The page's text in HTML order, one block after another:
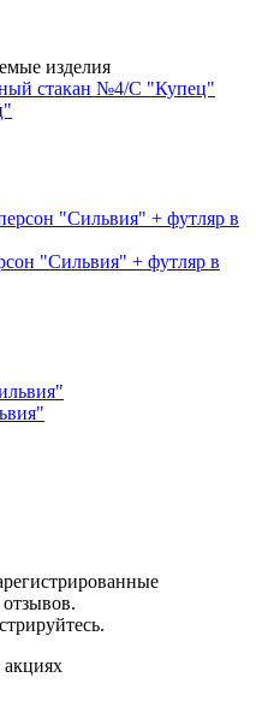
изделия
"Сильвия" + футляр в
отзывов.
.